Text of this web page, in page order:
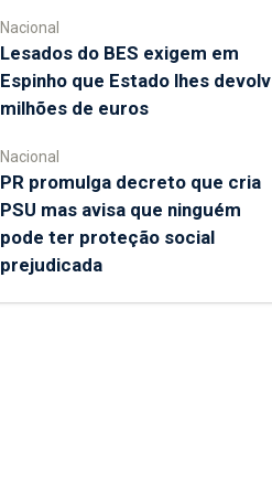
Nacional
Lesados do BES exigem em
Espinho que Estado lhes
milhões de euros
Nacional
PR promulga decreto que cria
PSU mas avisa que ninguém
pode ter proteção social
prejudicada